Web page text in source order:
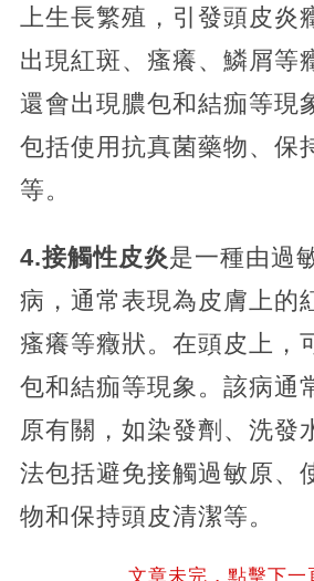
上生長繁殖，引發頭皮炎
出現紅斑、瘙癢、鱗屑等
還會出現膿包和結痂等現
包括使用抗真菌藥物、保
等。
4.接觸性皮炎是一種由過
病，通常表現為皮膚上的
瘙癢等癥狀。在頭皮上，
包和結痂等現象。該病通
原有關，如染發劑、洗發
法包括避免接觸過敏原、
物和保持頭皮清潔等。
文章未完，點擊下一